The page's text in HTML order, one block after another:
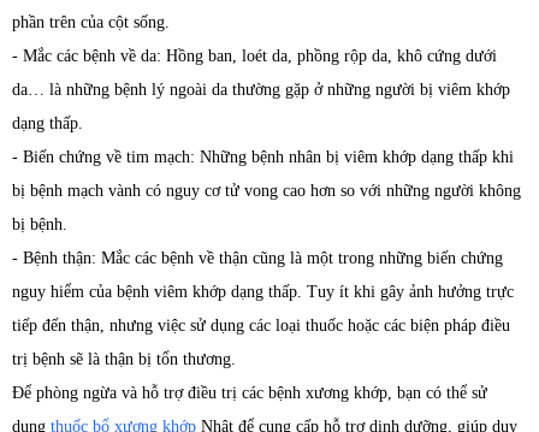
phần trên của cột sống.
- Mắc các bệnh về da: Hồng ban, loét da, phồng rộp da, khô cứng dưới
da… là những bệnh lý ngoài da thường gặp ở những người bị viêm khớp
dạng thấp.
- Biến chứng về tim mạch: Những bệnh nhân bị viêm khớp dạng thấp khi
bị bệnh mạch vành có nguy cơ tử vong cao hơn so với những người không
bị bệnh.
- Bệnh thận: Mắc các bệnh về thận cũng là một trong những biến chứng
nguy hiểm của bệnh viêm khớp dạng thấp. Tuy ít khi gây ảnh hưởng trực
tiếp đến thận, nhưng việc sử dụng các loại thuốc hoặc các biện pháp điều
trị bệnh sẽ là thận bị tổn thương.
Để phòng ngừa và hỗ trợ điều trị các bệnh xương khớp, bạn có thể sử
dụng thuốc bổ xương khớp Nhật để cung cấp hỗ trợ dinh dưỡng, giúp duy